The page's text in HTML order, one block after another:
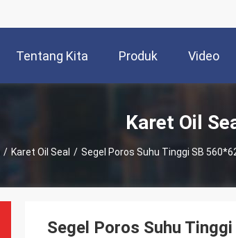
Tentang Kita Produk Video
Karet Oil
/ Karet Oil Seal / Segel Poros Suhu Tinggi SB
Segel Poros Suhu